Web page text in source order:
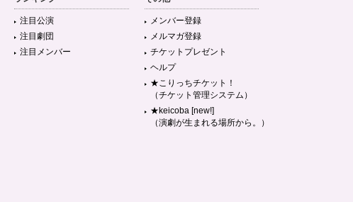
注目公演
注目劇団
注目メンバー
メンバー登録
メルマガ登録
チケットプレゼント
ヘルプ
★こりっちチケット！
（チケット管理システム）
★keicoba [new!]
（演劇が生まれる場所から。）